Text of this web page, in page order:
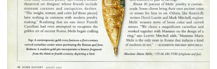
Robb Report Unique Machines
Robb Report Unique Machines